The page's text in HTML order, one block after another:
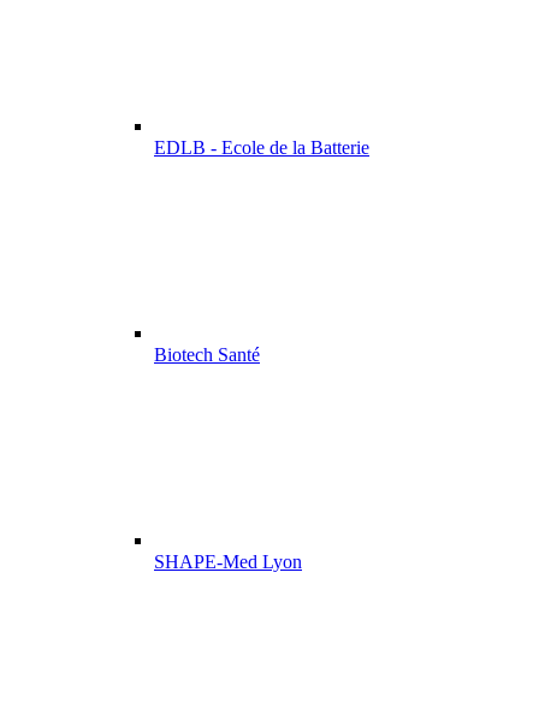
EDLB - Ecole de la Batterie
Biotech Santé
SHAPE-Med Lyon